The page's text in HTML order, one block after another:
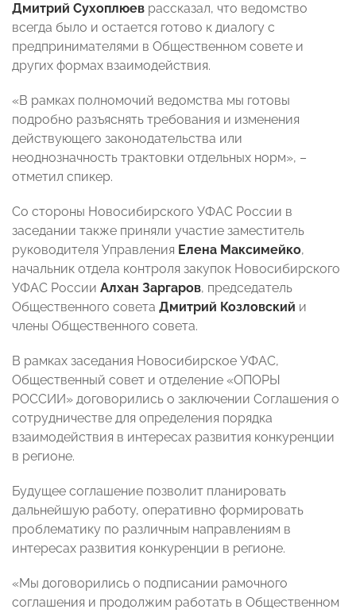
Дмитрий Сухоплюев рассказал, что ведомство
всегда было и остается готово к диалогу с
предпринимателями в Общественном совете и
других формах взаимодействия.
«В рамках полномочий ведомства мы готовы
подробно разъяснять требования и изменения
действующего законодательства или
неоднозначность трактовки отдельных норм», –
отметил спикер.
Со стороны Новосибирского УФАС России в
заседании также приняли участие заместитель
руководителя Управления Елена Максимейко,
начальник отдела контроля закупок Новосибирского
УФАС России Алхан Заргаров, председатель
Общественного совета Дмитрий Козловский и
члены Общественного совета.
В рамках заседания Новосибирское УФАС,
Общественный совет и отделение «ОПОРЫ
РОССИИ» договорились о заключении Соглашения о
сотрудничестве для определения порядка
взаимодействия в интересах развития конкуренции
в регионе.
Будущее соглашение позволит планировать
дальнейшую работу, оперативно формировать
проблематику по различным направлениям в
интересах развития конкуренции в регионе.
«Мы договорились о подписании рамочного
соглашения и продолжим работать в Общественном